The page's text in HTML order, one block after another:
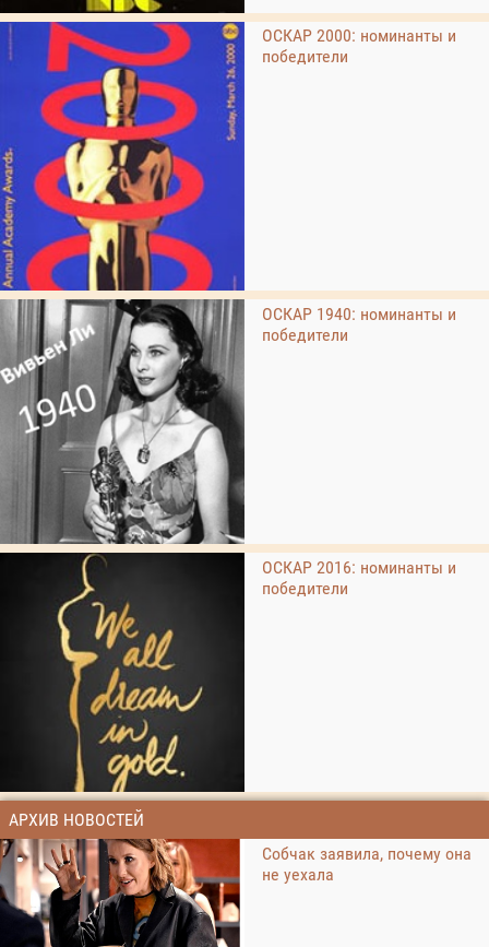
ОСКАР 2000: номинанты и
победители
ОСКАР 1940: номинанты и
победители
ОСКАР 2016: номинанты и
победители
АРХИВ НОВОСТЕЙ
Собчак заявила, почему она
не уехала